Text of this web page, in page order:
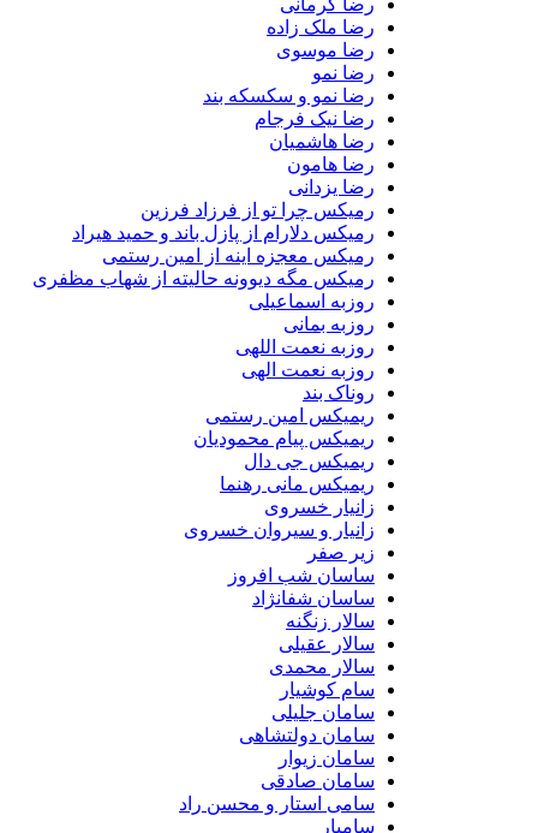
رضا ملک زاده
رضا موسوی
رضا نمو
رضا نمو و سکسکه بند
رضا نیک فرجام
رضا هاشمیان
رضا هامون
رضا یزدانی
رمیکس چرا تو از فرزاد فرزین
رمیکس دلارام از پازل باند و حمید هیراد
رمیکس معجزه اینه از امین رستمی
رمیکس مگه دیوونه حالیته از شهاب مظفری
روزبه اسماعیلی
روزبه بمانی
روزبه نعمت اللهی
روزبه نعمت الهی
روناک بند
ریمیکس امین رستمی
ریمیکس پیام محمودیان
ریمیکس جی دال
ریمیکس مانی رهنما
زانیار خسروی
زانیار و سیروان خسروی
زیر صفر
ساسان شب افروز
ساسان شفانژاد
سالار زنگنه
سالار عقیلی
سالار محمدی
سام کوشیار
سامان جلیلی
سامان دولتشاهی
سامان زیوار
سامان صادقی
سامی استار و محسن راد
سامیار